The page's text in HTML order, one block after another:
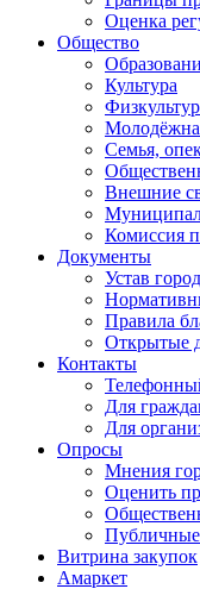
Оценка
Общество
Культура
Семья,
Внешние
Комиссия
Документы
Устав
Правила
Открытые
Контакты
Для
Для
Опросы
Мнения
Оценить
Витрина закупок
Амаркет